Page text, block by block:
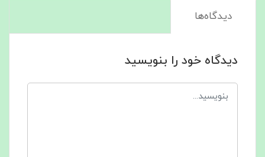
دیدگاه‌ها
دیدگاه خود را بنویسید